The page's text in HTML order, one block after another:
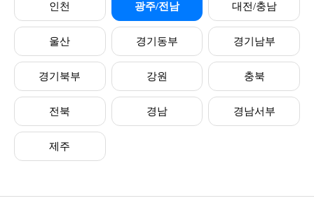
인천 광주/전남 대전/충남
울산 경기동부 경기남부
경기북부 강원 충북
전북 경남 경남서부
제주